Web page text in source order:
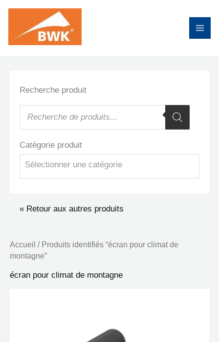
contenu
Recherche produit
Recherche
de
Catégorie produit
Sélectionner une catégorie
« Retour aux autres produits
Accueil / Produits identifiés “écran pour climat de
montagne”
écran pour climat de montagne